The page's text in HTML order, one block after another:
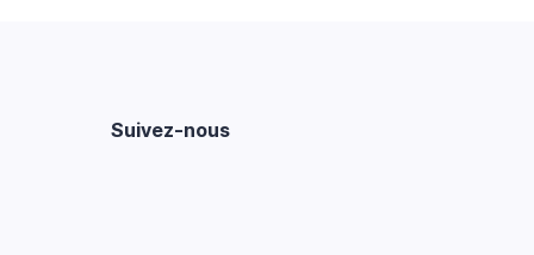
Suivez-nous